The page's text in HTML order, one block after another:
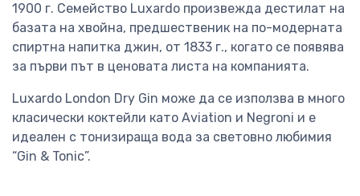
1900 г. Семейство Luxardo произвежда дестилат на
базата на хвойна, предшественик на по-модерната
спиртна напитка джин, от 1833 г., когато се появява
за първи път в ценовата листа на компанията.
Luxardo London Dry Gin може да се използва в много
класически коктейли като Aviation и Negroni и е
идеален с тонизираща вода за световно любимия
“Gin & Tonic”.